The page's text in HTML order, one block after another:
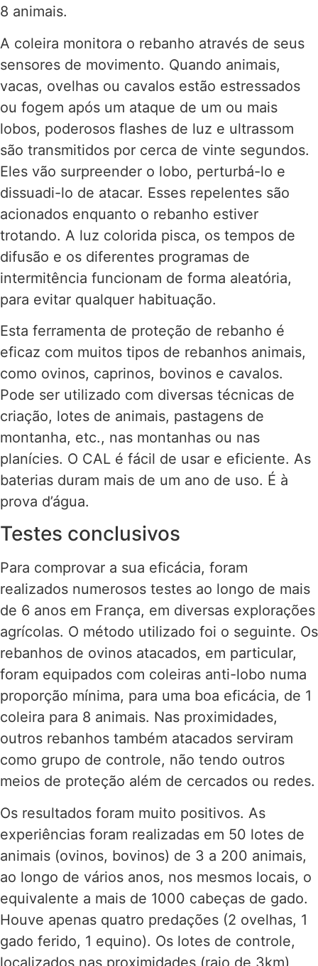
8 animais.
A coleira monitora o rebanho através de seus
sensores de movimento. Quando animais,
vacas, ovelhas ou cavalos estão estressados ​​
ou fogem após um ataque de um ou mais
lobos, poderosos flashes de luz e ultrassom
são transmitidos por cerca de vinte segundos.
Eles vão surpreender o lobo, perturbá-lo e
dissuadi-lo de atacar. Esses repelentes são
acionados enquanto o rebanho estiver
trotando. A luz colorida pisca, os tempos de
difusão e os diferentes programas de
intermitência funcionam de forma aleatória,
para evitar qualquer habituação.
Esta ferramenta de proteção de rebanho é
eficaz com muitos tipos de rebanhos animais,
como ovinos, caprinos, bovinos e cavalos.
Pode ser utilizado com diversas técnicas de
criação, lotes de animais, pastagens de
montanha, etc., nas montanhas ou nas
planícies. O CAL é fácil de usar e eficiente. As
baterias duram mais de um ano de uso. É à
prova d’água.
Testes conclusivos
Para comprovar a sua eficácia, foram
realizados numerosos testes ao longo de mais
de 6 anos em França, em diversas explorações
agrícolas. O método utilizado foi o seguinte. Os
rebanhos de ovinos atacados, em particular,
foram equipados com coleiras anti-lobo numa
proporção mínima, para uma boa eficácia, de 1
coleira para 8 animais. Nas proximidades,
outros rebanhos também atacados serviram
como grupo de controle, não tendo outros
meios de proteção além de cercados ou redes.
Os resultados foram muito positivos. As
experiências foram realizadas em 50 lotes de
animais (ovinos, bovinos) de 3 a 200 animais,
ao longo de vários anos, nos mesmos locais, o
equivalente a mais de 1000 cabeças de gado.
Houve apenas quatro predações (2 ovelhas, 1
gado ferido, 1 equino). Os lotes de controle,
localizados nas proximidades (raio de 3km),